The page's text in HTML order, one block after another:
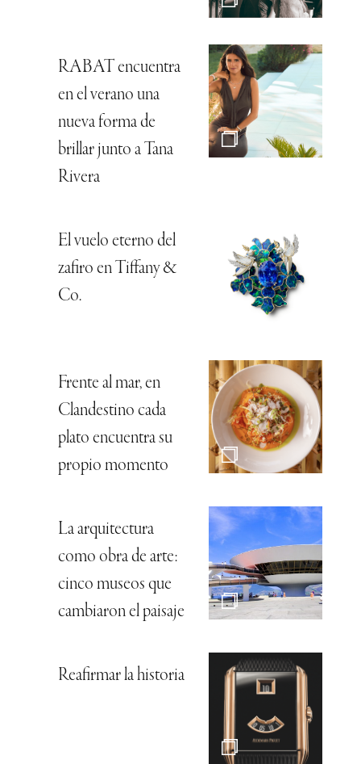
RABAT encuentra
en el verano una
nueva forma de
brillar junto a Tana
Rivera
El vuelo eterno del
zafiro en Tiffany &
Co.
Frente al mar, en
Clandestino cada
plato encuentra su
propio momento
La arquitectura
como obra de arte:
cinco museos que
cambiaron el paisaje
Reafirmar la historia